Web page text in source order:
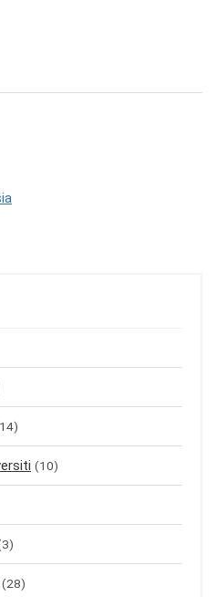
(10)
(28)